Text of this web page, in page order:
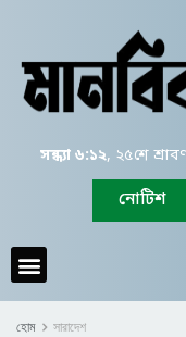
সন্ধ্যা ৬:১২, ২৫শে
নোটিশ
হোম সারাদেশ